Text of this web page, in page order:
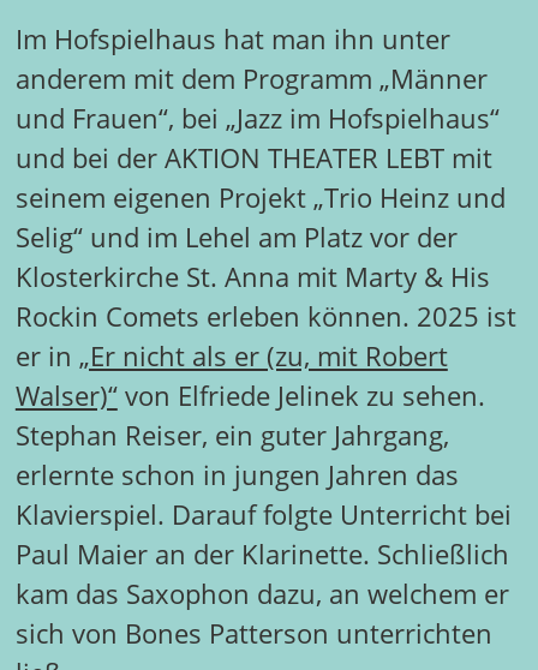
Im Hofspielhaus hat man ihn unter
anderem mit dem Programm „Männer
und Frauen“, bei „Jazz im Hofspielhaus“
und bei der AKTION THEATER LEBT mit
seinem eigenen Projekt „Trio Heinz und
Selig“ und im Lehel am Platz vor der
Klosterkirche St. Anna mit Marty & His
Rockin Comets erleben können. 2025 ist
er in „Er nicht als er (zu, mit Robert
Walser)“von Elfriede Jelinek zu sehen.
Stephan Reiser, ein guter Jahrgang,
erlernte schon in jungen Jahren das
Klavierspiel. Darauf folgte Unterricht bei
Paul Maier an der Klarinette. Schließlich
kam das Saxophon dazu, an welchem er
sich von Bones Patterson unterrichten